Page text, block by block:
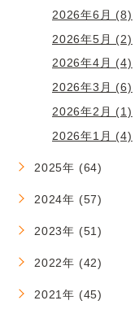
2026年6月 (8)
2026年5月 (2)
2026年4月 (4)
2026年3月 (6)
2026年2月 (1)
2026年1月 (4)
2025年 (64)
2024年 (57)
2023年 (51)
2022年 (42)
2021年 (45)